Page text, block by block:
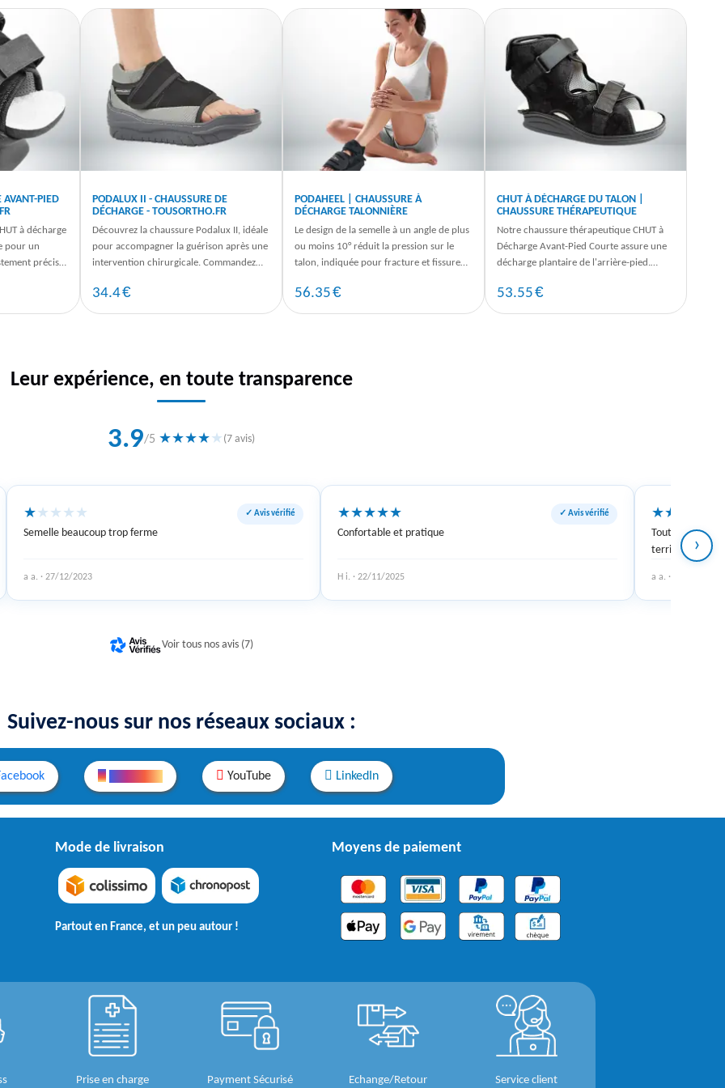
AVANT-PIED
à décharge
pour un
précis.
PODALUX II - CHAUSSURE DE
DÉCHARGE - TOUSORTHO.FR
Découvrez la chaussure Podalux II, idéale
pour accompagner la guérison après une
intervention chirurgicale. Commandez
34.4€
PODAHEEL | CHAUSSURE À
DÉCHARGE TALONNIÈRE
Le design de la semelle à un angle de plus
ou moins 10° réduit la pression sur le
talon, indiquée pour fracture et fissure
56.35€
CHUT À DÉCHARGE DU TALON |
CHAUSSURE THÉRAPEUTIQUE
Notre chaussure thérapeutique CHUT à
Décharge Avant-Pied Courte assure une
décharge plantaire de l'arrière-pied.
53.55€
Leur expérience, en toute transparence
3.9/5 ★★★★★ (7 avis)
★★ ★ ★ ★ ✓ Avis vérifié
Semelle beaucoup trop ferme
a a. · 27/12/2023
★★★★★ ✓ Avis vérifié
Confortable et pratique
H i. · 22/11/2025
★★
Tout est niquel
terrible c'était
a a. · 16/05/2023
›
Voir tous nos avis (7)
Suivez-nous sur nos réseaux sociaux :
YouTube LinkedIn
Mode de livraison
Partout en France, et un peu autour !
Moyens de paiement
Prise en charge Payment Sécurisé Echange/Retour Service client